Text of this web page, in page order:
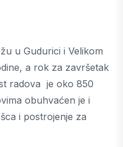
u Gudurici i Velikom
a rok za završetak
radova je oko 850
obuhvaćen je i
i postrojenje za